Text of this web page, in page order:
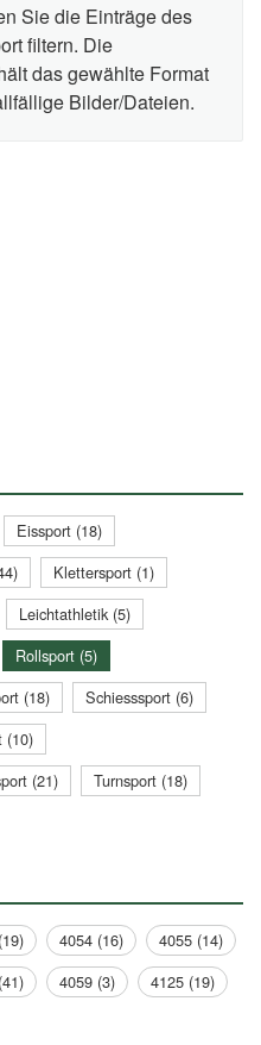
Sie die Einträge des
filtern. Die
das gewählte Format
Bilder/Dateien.
Eissport (18)
Klettersport (1)
Leichtathletik (5)
Rollsport (5)
(18)
Schiesssport (6)
(10)
(21)
Turnsport (18)
4054 (16)
4055 (14)
4059 (3)
4125 (19)